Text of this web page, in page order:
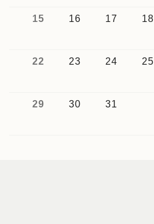
15 16 17 18
22 23 24 25
29 30 31